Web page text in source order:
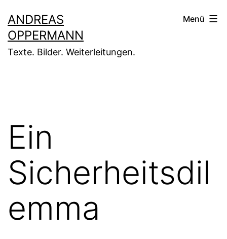
Inhalt
springen
ANDREAS
OPPERMANN
Texte. Bilder. Weiterleitungen.
Menü
Ein
Sicherheitsdil
emma